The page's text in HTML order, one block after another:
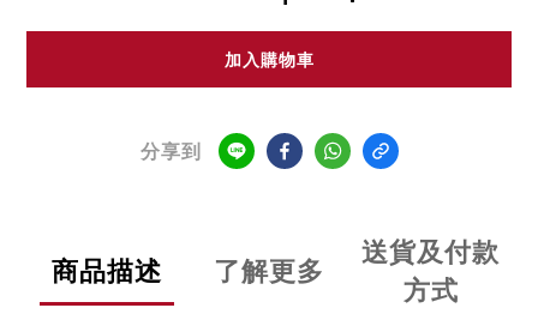
加入購物車
分享到
商品描述 了解更多
送貨及付款
方式